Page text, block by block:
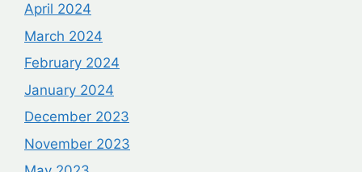
April 2024
March 2024
February 2024
January 2024
December 2023
November 2023